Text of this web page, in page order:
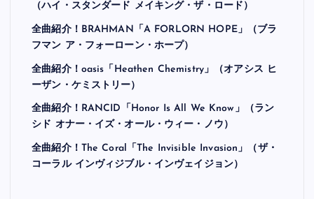
（ハイ・スタンダード メイキング・ザ・ロード）
全曲紹介！BRAHMAN「A FORLORN HOPE」（ブラ
フマン ア・フォーローン・ホープ）
全曲紹介！oasis「Heathen Chemistry」（オアシス ヒ
ーザン・ケミストリー）
全曲紹介！RANCID「Honor Is All We Know」（ラン
シド オナー・イズ・オール・ウィー・ノウ）
全曲紹介！The Coral「The Invisible Invasion」（ザ・
コーラル インヴィジブル・インヴェイジョン）